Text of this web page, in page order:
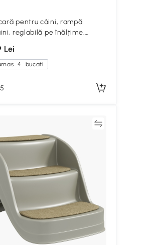
pentru câini, rampă
reglabilă pe înălțime,
pliabil, 83x40x62,5 cm,
Lei
4 bucati
5